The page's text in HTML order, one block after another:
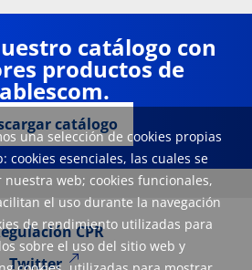
una selección de cookies propias
cookies esenciales, las cuales se
web; cookies funcionales,
el uso durante la navegación
de rendimiento utilizadas para
sobre el uso del sitio web y
catálogo con
productos de
catálogo
CPR
Twitter